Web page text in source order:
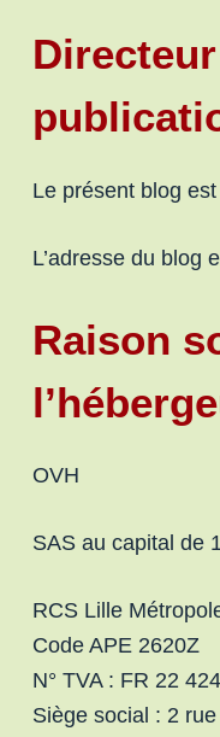
u
Le présent blog
L’adresse du blog
Raison
OVH
SAS au capital de
RCS Lille
Code APE 2620Z
N° TVA : FR 22
Siège social : 2